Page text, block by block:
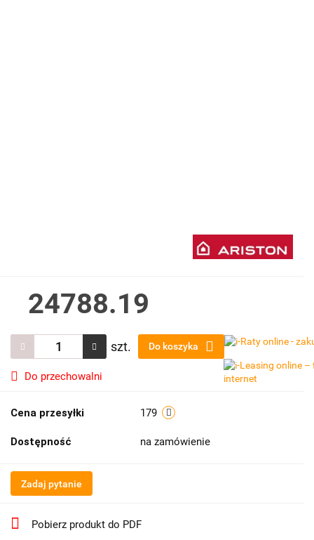
24788.19
szt. Do koszyka
Do przechowalni
Cena przesyłki 179
Dostępność na zamówienie
Zadaj pytanie
Pobierz produkt do PDF